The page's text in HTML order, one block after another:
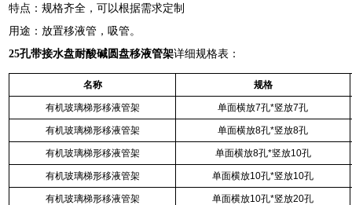
特点：规格齐全，可以根据需求定制
用途：放置移液管，吸管。
25孔带接水盘耐酸碱圆盘移液管架详细规格表：
名称 规格
有机玻璃梯形移液管架 单面横放7孔*竖放7孔
有机玻璃梯形移液管架 单面横放8孔*竖放8孔
有机玻璃梯形移液管架 单面横放8孔*竖放10孔
有机玻璃梯形移液管架 单面横放10孔*竖放10孔
有机玻璃梯形移液管架 单面横放10孔*竖放20孔